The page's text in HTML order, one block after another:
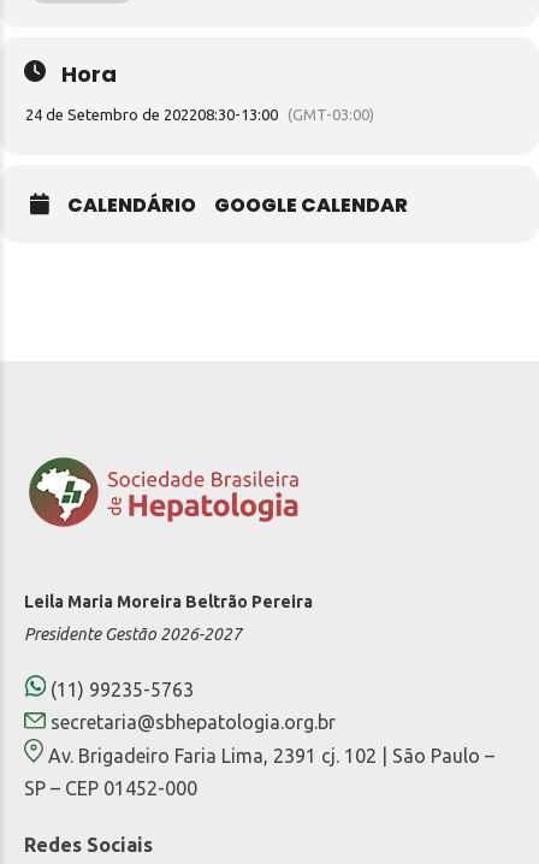
Hora
24 de Setembro de 202208:30-13:00 (GMT-03:00)
CALENDÁRIO GOOGLE CALENDAR
Leila Maria Moreira Beltrão Pereira
Presidente Gestão 2026-2027
(11) 99235-5763
secretaria@sbhepatologia.org.br
Av. Brigadeiro Faria Lima, 2391 cj. 102 | São Paulo –
SP – CEP 01452-000
Redes Sociais